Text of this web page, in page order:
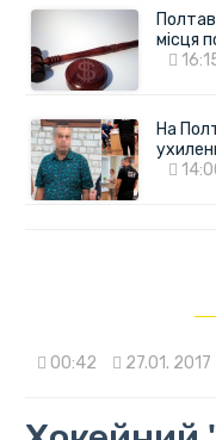
місця
На
00:42 27.01. 2017